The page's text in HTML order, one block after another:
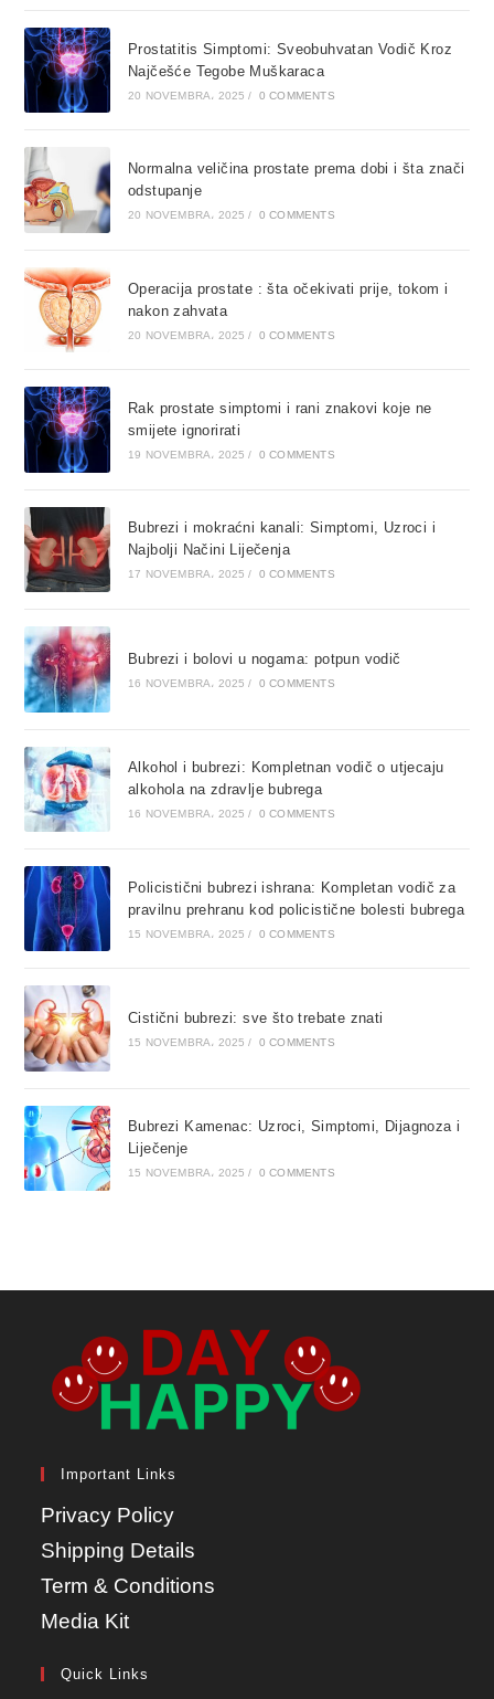
Prostatitis Simptomi: Sveobuhvatan Vodič Kroz
Najčešće Tegobe Muškaraca
20 NOVEMBRA، 2025 / 0 COMMENTS
Normalna veličina prostate prema dobi i šta znači
odstupanje
20 NOVEMBRA، 2025 / 0 COMMENTS
Operacija prostate : šta očekivati prije, tokom i
nakon zahvata
20 NOVEMBRA، 2025 / 0 COMMENTS
Rak prostate simptomi i rani znakovi koje ne
smijete ignorirati
19 NOVEMBRA، 2025 / 0 COMMENTS
Bubrezi i mokraćni kanali: Simptomi, Uzroci i
Najbolji Načini Liječenja
17 NOVEMBRA، 2025 / 0 COMMENTS
Bubrezi i bolovi u nogama: potpun vodič
16 NOVEMBRA، 2025 / 0 COMMENTS
Alkohol i bubrezi: Kompletnan vodič o utjecaju
alkohola na zdravlje bubrega
16 NOVEMBRA، 2025 / 0 COMMENTS
Policistični bubrezi ishrana: Kompletan vodič za
pravilnu prehranu kod policistične bolesti bubrega
15 NOVEMBRA، 2025 / 0 COMMENTS
Cistični bubrezi: sve što trebate znati
15 NOVEMBRA، 2025 / 0 COMMENTS
Bubrezi Kamenac: Uzroci, Simptomi, Dijagnoza i
Liječenje
15 NOVEMBRA، 2025 / 0 COMMENTS
Important Links
Privacy Policy
Shipping Details
Term & Conditions
Media Kit
Quick Links